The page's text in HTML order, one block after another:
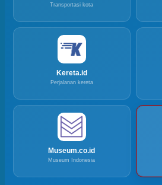
Transportasi kota
Kereta.id
Perjalanan kereta
Museum.co.id
Museum Indonesia